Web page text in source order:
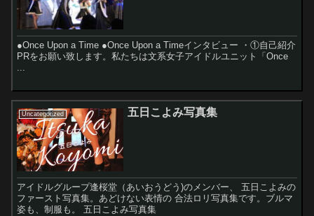
●Once Upon a Time ●Once Upon a Timeインタビュー ・①自己紹介
PRをお願い致します。私たちは文系女子アイドルユニット「Once
...
Uncategorized 五日こよみ写真集
アイドルグループ逢桜堂（あいおうどう)のメンバー、 五日こよみの
ファースト写真集。あどけない表情の 合法ロリ写真集です。ブルマ
姿も、制服も。 五日こよみ写真集